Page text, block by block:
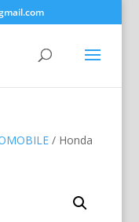
/ Honda